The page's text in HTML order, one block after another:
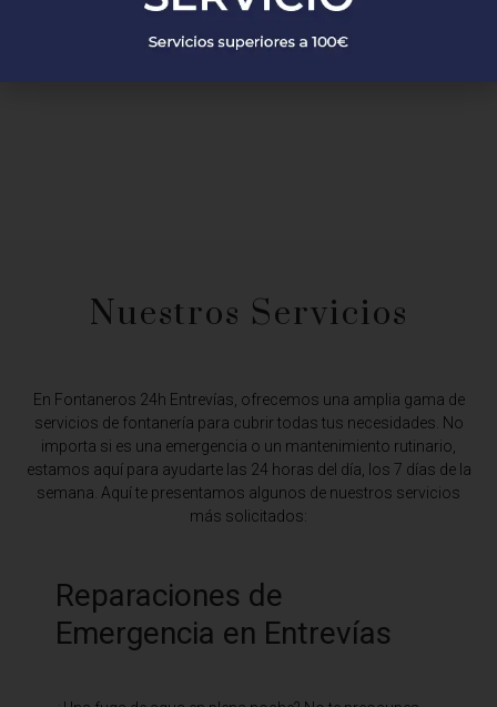
Nuestros Servicios
En Fontaneros 24h Entrevías, ofrecemos una amplia gama de
servicios de fontanería para cubrir todas tus necesidades. No
importa si es una emergencia o un mantenimiento rutinario,
estamos aquí para ayudarte las 24 horas del día, los 7 días de la
semana. Aquí te presentamos algunos de nuestros servicios
más solicitados:
Reparaciones de
Emergencia en Entrevías